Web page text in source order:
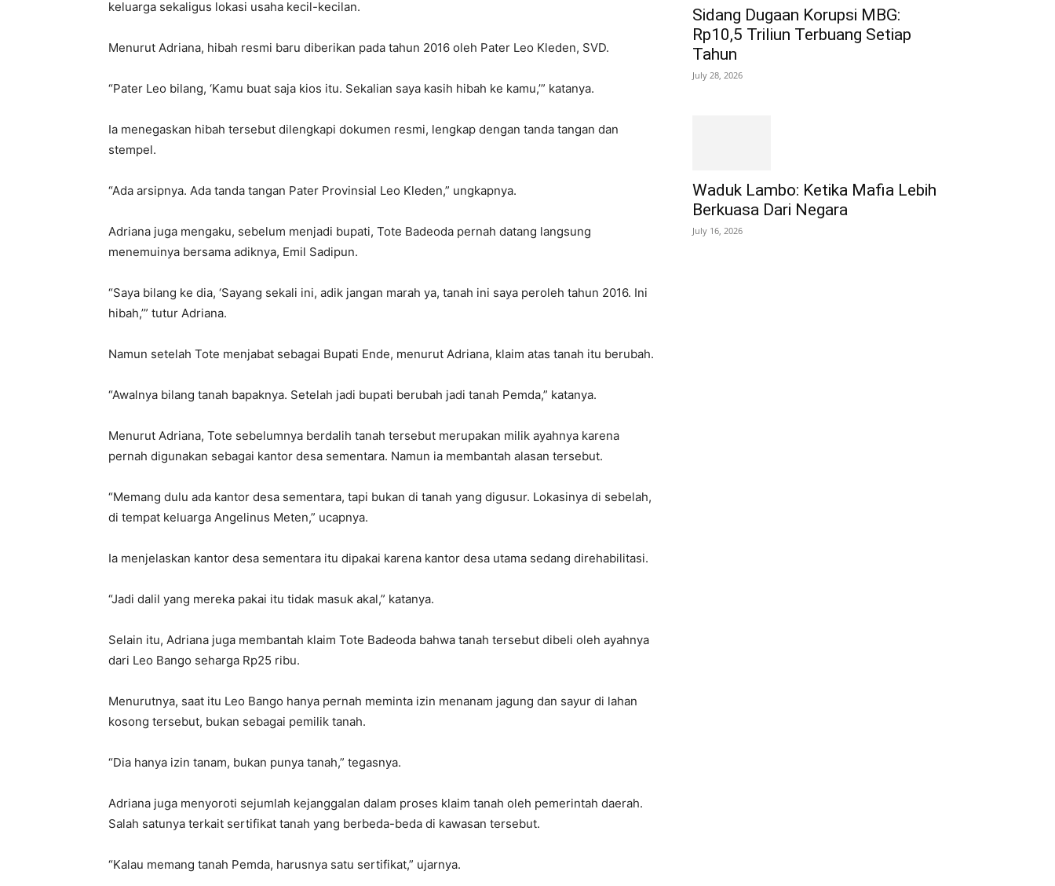
keluarga sekaligus lokasi usaha kecil-kecilan.
Menurut Adriana, hibah resmi baru diberikan pada tahun 2016 oleh Pater Leo Kleden, SVD.
“Pater Leo bilang, ‘Kamu buat saja kios itu. Sekalian saya kasih hibah ke kamu,’” katanya.
Ia menegaskan hibah tersebut dilengkapi dokumen resmi, lengkap dengan tanda tangan dan
stempel.
“Ada arsipnya. Ada tanda tangan Pater Provinsial Leo Kleden,” ungkapnya.
Adriana juga mengaku, sebelum menjadi bupati, Tote Badeoda pernah datang langsung
menemuinya bersama adiknya, Emil Sadipun.
“Saya bilang ke dia, ‘Sayang sekali ini, adik jangan marah ya, tanah ini saya peroleh tahun 2016. Ini
hibah,’” tutur Adriana.
Namun setelah Tote menjabat sebagai Bupati Ende, menurut Adriana, klaim atas tanah itu berubah.
“Awalnya bilang tanah bapaknya. Setelah jadi bupati berubah jadi tanah Pemda,” katanya.
Menurut Adriana, Tote sebelumnya berdalih tanah tersebut merupakan milik ayahnya karena
pernah digunakan sebagai kantor desa sementara. Namun ia membantah alasan tersebut.
“Memang dulu ada kantor desa sementara, tapi bukan di tanah yang digusur. Lokasinya di sebelah,
di tempat keluarga Angelinus Meten,” ucapnya.
Ia menjelaskan kantor desa sementara itu dipakai karena kantor desa utama sedang direhabilitasi.
“Jadi dalil yang mereka pakai itu tidak masuk akal,” katanya.
Selain itu, Adriana juga membantah klaim Tote Badeoda bahwa tanah tersebut dibeli oleh ayahnya
dari Leo Bango seharga Rp25 ribu.
Menurutnya, saat itu Leo Bango hanya pernah meminta izin menanam jagung dan sayur di lahan
kosong tersebut, bukan sebagai pemilik tanah.
“Dia hanya izin tanam, bukan punya tanah,” tegasnya.
Adriana juga menyoroti sejumlah kejanggalan dalam proses klaim tanah oleh pemerintah daerah.
Salah satunya terkait sertifikat tanah yang berbeda-beda di kawasan tersebut.
“Kalau memang tanah Pemda, harusnya satu sertifikat,” ujarnya.
Sidang Dugaan Korupsi MBG:
Rp10,5 Triliun Terbuang Setiap
Tahun
July 28, 2026
Waduk Lambo: Ketika Mafia Lebih
Berkuasa Dari Negara
July 16, 2026